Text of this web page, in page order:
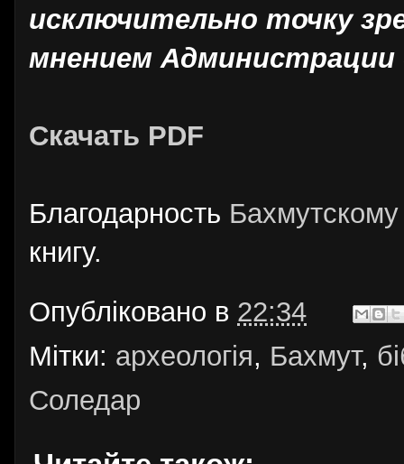
исключительно точку
мнением Администрации
Скачать PDF
Благодарность
книгу.
Опубліковано в 22:34
Мітки: археологія, Бахмут,
Соледар